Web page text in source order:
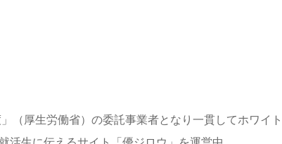
（厚生労働省）の委託事業者となり一貫してホワイト